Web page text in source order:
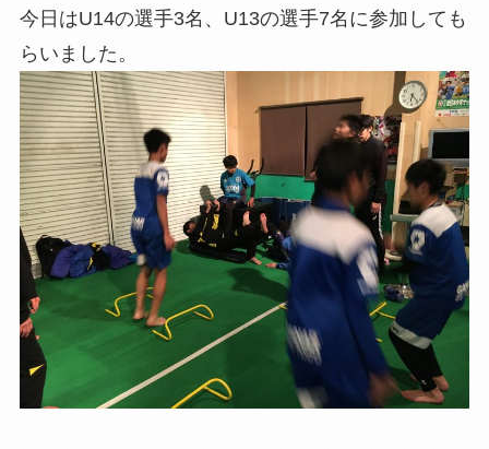
今日はU14の選手3名、U13の選手7名に参加しても
らいました。